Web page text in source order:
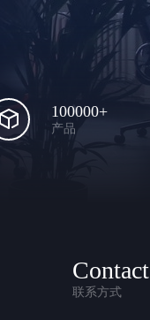
100000+
产品
Contact
联系方式